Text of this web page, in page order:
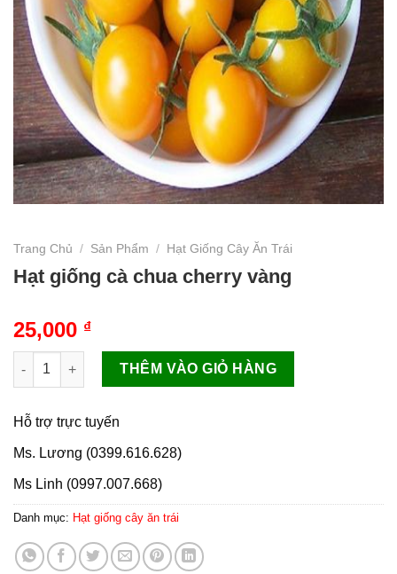
Trang Chủ / Sản Phẩm / Hạt Giống Cây Ăn Trái
Hạt giống cà chua cherry vàng
25,000 ₫
Hạt giống cà chua cherry vàng số lượng
THÊM VÀO GIỎ HÀNG
Hỗ trợ trực tuyến
Ms. Lương (0399.616.628)
Ms Linh (0997.007.668)
Danh mục: Hạt giống cây ăn trái